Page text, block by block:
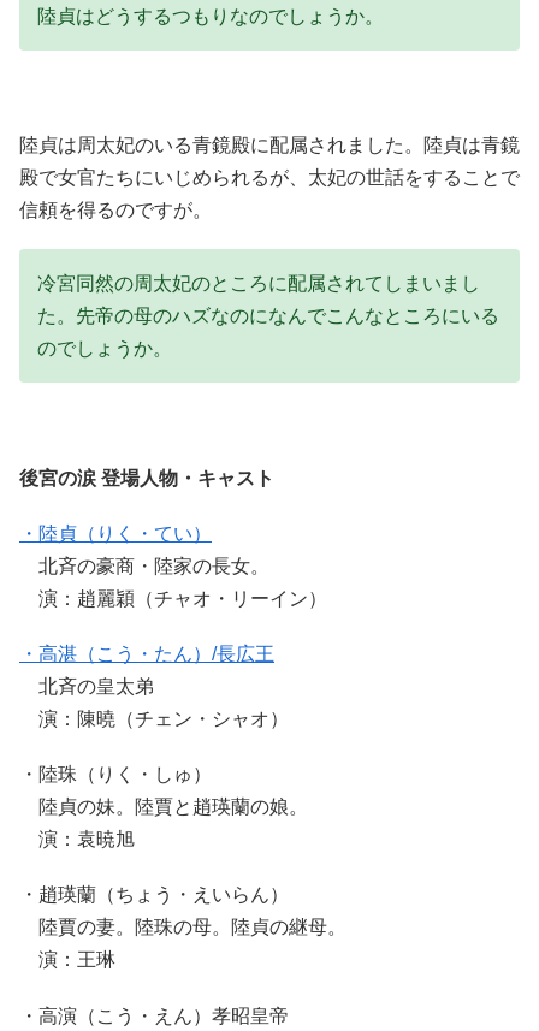
陸貞はどうするつもりなのでしょうか。
陸貞は周太妃のいる青鏡殿に配属されました。陸貞は青鏡
殿で女官たちにいじめられるが、太妃の世話をすることで
信頼を得るのですが。
冷宮同然の周太妃のところに配属されてしまいまし
た。先帝の母のハズなのになんでこんなところにいる
のでしょうか。
後宮の涙 登場人物・キャスト
・陸貞（りく・てい）
北斉の豪商・陸家の長女。
演：趙麗穎（チャオ・リーイン）
・高湛（こう・たん）/長広王
北斉の皇太弟
演：陳曉（チェン・シャオ）
・陸珠（りく・しゅ）
陸貞の妹。陸賈と趙瑛蘭の娘。
演：袁暁旭
・趙瑛蘭（ちょう・えいらん）
陸賈の妻。陸珠の母。陸貞の継母。
演：王琳
・高演（こう・えん）孝昭皇帝